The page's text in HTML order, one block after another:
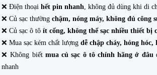
❌ Điện thoại hết pin nhanh, không đủ dùng khi di
❌ Củ sạc thường chậm, nóng máy, không đủ công
❌ Củ sạc ô tô ít cổng, không thể sạc nhiều thiết bị
❌ Mua sạc kém chất lượng dễ chập cháy, hỏng hóc,
❌ Không biết mua củ sạc ô tô chính hãng ở đâu
nhanh